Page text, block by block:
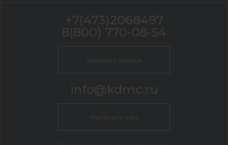
+7(473)2068497
8(800) 770-08-54
Заказать звонок
info@kdmc.ru
Написать нам